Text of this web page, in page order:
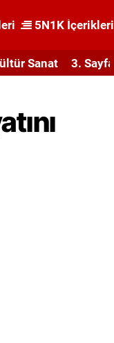
5N1K İçerikleri
Sanat 3. Sayfa